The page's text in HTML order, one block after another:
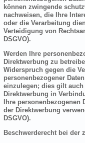
können zwingende
nachweisen, die Ihre
oder die Verarbeitung
Verteidigung von
DSGVO).
Werden Ihre
Direktwerbung zu
Widerspruch gegen die
personenbezogener
einzulegen; dies gilt
Direktwerbung in
Ihre
der Direktwerbung
DSGVO).
Beschwerderecht bei der